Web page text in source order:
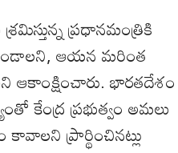
ప్రధానమంత్రికి
ఉండాలని, ఆయన మరింత
భారతదేశం
కేంద్ర ప్రభుత్వం అమలు
ప్రార్థించినట్లు